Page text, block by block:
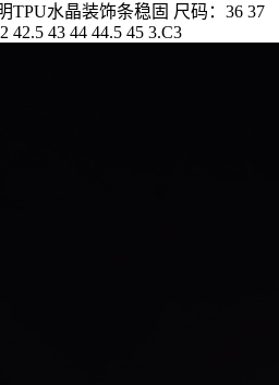
TPU水晶装饰条稳固 尺码：36 37
42.5 43 44 44.5 45 3.C3